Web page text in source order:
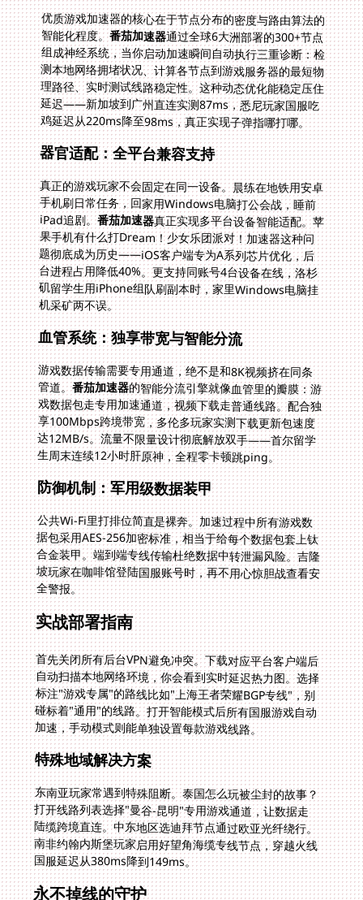
优质游戏加速器的核心在于节点分布的密度与路由算法的
智能化程度。番茄加速器通过全球6大洲部署的300+节点
组成神经系统，当你启动加速瞬间自动执行三重诊断：检
测本地网络拥堵状况、计算各节点到游戏服务器的最短物
理路径、实时测试线路稳定性。这种动态优化能稳定压住
延迟——新加坡到广州直连实测87ms，悉尼玩家国服吃
鸡延迟从220ms降至98ms，真正实现子弹指哪打哪。
器官适配：全平台兼容支持
真正的游戏玩家不会固定在同一设备。晨练在地铁用安卓
手机刷日常任务，回家用Windows电脑打公会战，睡前
iPad追剧。番茄加速器真正实现多平台设备智能适配。苹
果手机有什么打Dream！少女乐团派对！加速器这种问
题彻底成为历史——iOS客户端专为A系列芯片优化，后
台进程占用降低40%。更支持同账号4台设备在线，洛杉
矶留学生用iPhone组队刷副本时，家里Windows电脑挂
机采矿两不误。
血管系统：独享带宽与智能分流
游戏数据传输需要专用通道，绝不是和8K视频挤在同条
管道。番茄加速器的智能分流引擎就像血管里的瓣膜：游
戏数据包走专用加速通道，视频下载走普通线路。配合独
享100Mbps跨境带宽，多伦多玩家实测下载更新包速度
达12MB/s。流量不限量设计彻底解放双手——首尔留学
生周末连续12小时肝原神，全程零卡顿跳ping。
防御机制：军用级数据装甲
公共Wi-Fi里打排位简直是裸奔。加速过程中所有游戏数
据包采用AES-256加密标准，相当于给每个数据包套上钛
合金装甲。端到端专线传输杜绝数据中转泄漏风险。吉隆
坡玩家在咖啡馆登陆国服账号时，再不用心惊胆战查看安
全警报。
实战部署指南
首先关闭所有后台VPN避免冲突。下载对应平台客户端后
自动扫描本地网络环境，你会看到实时延迟热力图。选择
标注"游戏专属"的路线比如"上海王者荣耀BGP专线"，别
碰标着"通用"的线路。打开智能模式后所有国服游戏自动
加速，手动模式则能单独设置每款游戏线路。
特殊地域解决方案
东南亚玩家常遇到特殊阻断。泰国怎么玩被尘封的故事？
打开线路列表选择"曼谷-昆明"专用游戏通道，让数据走
陆缆跨境直连。中东地区选迪拜节点通过欧亚光纤绕行。
南非约翰内斯堡玩家启用好望角海缆专线节点，穿越火线
国服延迟从380ms降到149ms。
永不掉线的守护